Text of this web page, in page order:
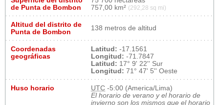
de Punta de Bombon
757,00 km² (292,28 sq mi)
Altitud del distrito de
Punta de Bombon
138 metros de altitud
Coordenadas
geográficas
Latitud: -17.1561
Longitud: -71.7847
Latitud: 17° 9' 22'' Sur
Longitud: 71° 47' 5'' Oeste
Huso horario UTC -5:00 (America/Lima)
El horario de verano y el horario de
invierno son los mismos que el horario